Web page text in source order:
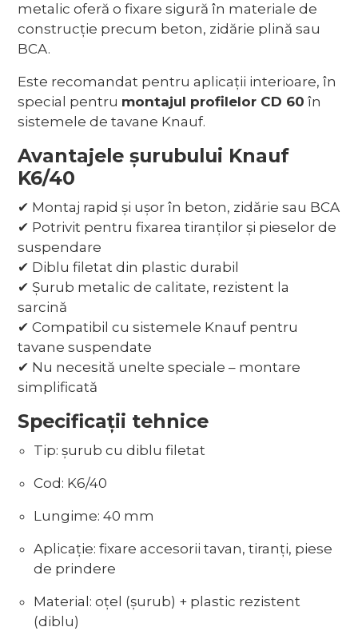
metalic oferă o fixare sigură în materiale de
construcție precum beton, zidărie plină sau
BCA.
Este recomandat pentru aplicații interioare, în
special pentru montajul profilelor CD 60 în
sistemele de tavane Knauf.
Avantajele șurubului Knauf
K6/40
✔ Montaj rapid și ușor în beton, zidărie sau BCA
✔ Potrivit pentru fixarea tiranților și pieselor de
suspendare
✔ Diblu filetat din plastic durabil
✔ Șurub metalic de calitate, rezistent la
sarcină
✔ Compatibil cu sistemele Knauf pentru
tavane suspendate
✔ Nu necesită unelte speciale – montare
simplificată
Specificații tehnice
Tip: șurub cu diblu filetat
Cod: K6/40
Lungime: 40 mm
Aplicație: fixare accesorii tavan, tiranți, piese
de prindere
Material: oțel (șurub) + plastic rezistent
(diblu)